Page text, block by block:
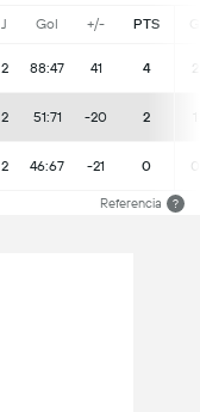
J Gol +/- PTS
2 88:47 41 4 2
2 51:71 -20 2
2 46:67 -21 0 0
Referencia ?